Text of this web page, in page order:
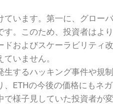
います。第一に、グロー
。このため、投資者はよ
およびスケーラビリティ
いません。
するハッキング事件や規
ETHの今後の価格にもネ
様子見していた投資者が